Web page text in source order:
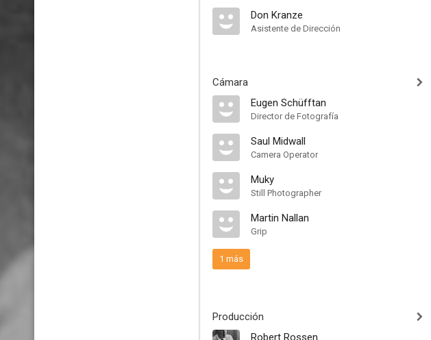
Don Kranze
Asistente de Dirección
Cámara
Eugen Schüfftan
Director de Fotografía
Saul Midwall
Camera Operator
Muky
Still Photographer
Martin Nallan
Grip
1 más
Producción
Robert Rossen